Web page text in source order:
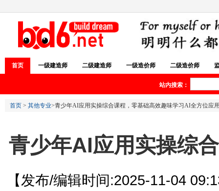
首页 一级建造师 二级建造师 一级造价师 二级造价师
站内搜索：
首页 > 其他专业>青少年AI应用实操综合课程，零基础高效趣味学习AI全方位应
青少年AI应用实操综
【发布/编辑时间:2025-11-04